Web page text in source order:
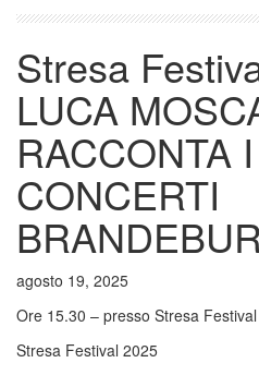
Stresa
LUCA
RACCONTA
CONCERTI
agosto 19, 2025
Ore 15.30 – presso Stresa
Stresa Festival 2025